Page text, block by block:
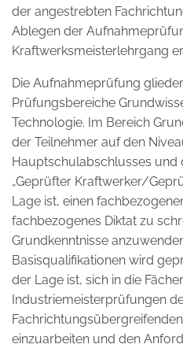
der angestrebten
Ablegen der
Kraftwerksmeisterlehrgang
Die Aufnahmeprüfung
Prüfungsbereiche
Technologie. Im Bereich
der Teilnehmer auf den
Hauptschulabschlusses und
„Geprüfter Kraftwerker/
Lage ist, einen
fachbezogenes Diktat zu
Grundkenntnisse
Basisqualifikationen wird
der Lage ist, sich in die
Industriemeisterprüfungen
einzuarbeiten und den